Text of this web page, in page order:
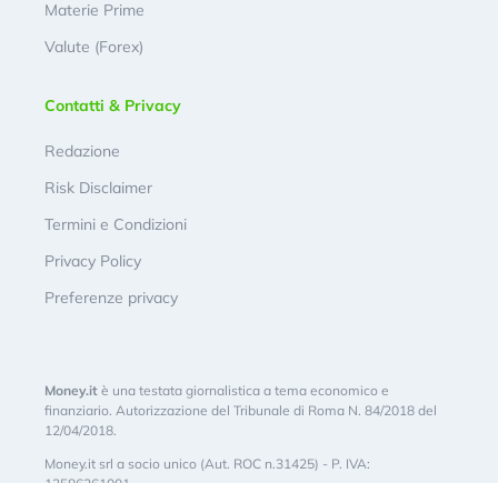
Materie Prime
Valute (Forex)
Contatti & Privacy
Redazione
Risk Disclaimer
Termini e Condizioni
Privacy Policy
Preferenze privacy
Money.it è una testata giornalistica a tema economico e
finanziario. Autorizzazione del Tribunale di Roma N. 84/2018 del
12/04/2018.
Money.it srl a socio unico (Aut. ROC n.31425) - P. IVA: